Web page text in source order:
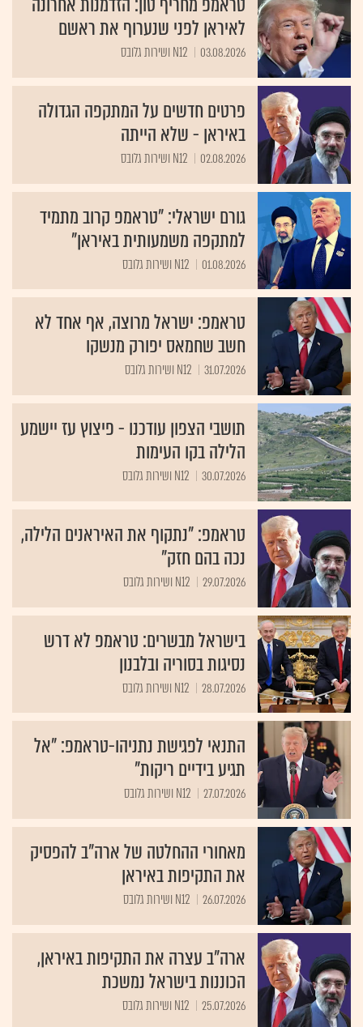
לאיראן לפני שנערוף את ראשם
03.08.2026 N12 ושירות גלובס
פרטים חדשים על המתקפה הגדולה
באיראן - שלא הייתה
02.08.2026 N12 ושירות גלובס
גורם ישראלי: "טראמפ קרוב מתמיד
למתקפה משמעותית באיראן"
01.08.2026 N12 ושירות גלובס
טראמפ: ישראל מרוצה, אף אחד לא
חשב שחמאס יפורק מנשקו
31.07.2026 N12 ושירות גלובס
תושבי הצפון עודכנו - פיצוץ עז יישמע
הלילה בקו העימות
30.07.2026 N12 ושירות גלובס
טראמפ: "נתקוף את האיראנים הלילה,
נכה בהם חזק"
29.07.2026 N12 ושירות גלובס
בישראל מבשרים: טראמפ לא דרש
נסיגות בסוריה ובלבנון
28.07.2026 N12 ושירות גלובס
התנאי לפגישת נתניהו-טראמפ: "אל
תגיע בידיים ריקות"
27.07.2026 N12 ושירות גלובס
מאחורי ההחלטה של ארה"ב להפסיק
את התקיפות באיראן
26.07.2026 N12 ושירות גלובס
ארה"ב עצרה את התקיפות באיראן,
הכוננות בישראל נמשכת
25.07.2026 N12 ושירות גלובס